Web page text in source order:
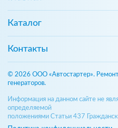
Каталог
Контакты
© 2026 ООО «Автостартер». Ремонт
генераторов.
Информация на данном сайте не
определяемой
положениями Статьи 437